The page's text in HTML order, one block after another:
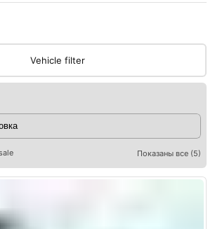
Vehicle filter
Показаны все (5)